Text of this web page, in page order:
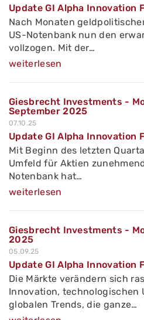
Update GI Alpha Innovation
Nach Monaten
US-Notenbank nun den
vollzogen. Mit der…
weiterlesen
Giesbrecht Investments -
September 2025
07.10.25
Update GI Alpha Innovation
Mit Beginn des letzten
Umfeld für Aktien
Notenbank hat…
weiterlesen
Giesbrecht Investments -
2025
05.09.25
Update GI Alpha Innovation
Die Märkte verändern sich
Innovation, technologischen
globalen Trends, die ganze…